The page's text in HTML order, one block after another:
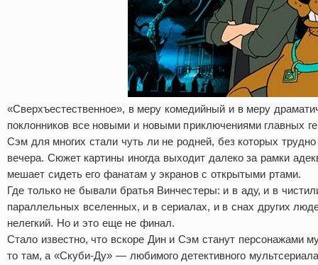
«Сверхъестественное», в меру комедийный и в меру
поклонников все новыми и новыми приключениями главных
Сэм для многих стали чуть ли не родней, без которых трудно
вечера. Сюжет картины иногда выходит далеко за рамки
мешает сидеть его фанатам у экранов с открытыми ртами.
Где только не бывали братья Винчестеры: и в аду, и в
параллельных вселенных, и в сериалах, и в снах других
нелегкий. Но и это еще не финал.
Стало известно, что вскоре Дин и Сэм станут персонажами
то там, а «Скуби-Ду» — любимого детективного